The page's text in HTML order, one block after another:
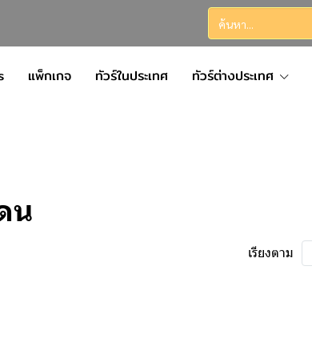
แพ็กเกจ ทัวร์ในประเทศ ทัวร์ต่างประเทศ
น
เรียงตาม